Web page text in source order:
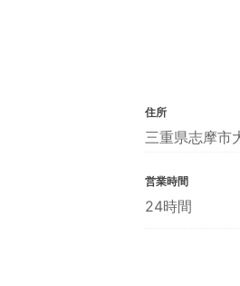
住所
三重県志摩市
営業時間
24時間